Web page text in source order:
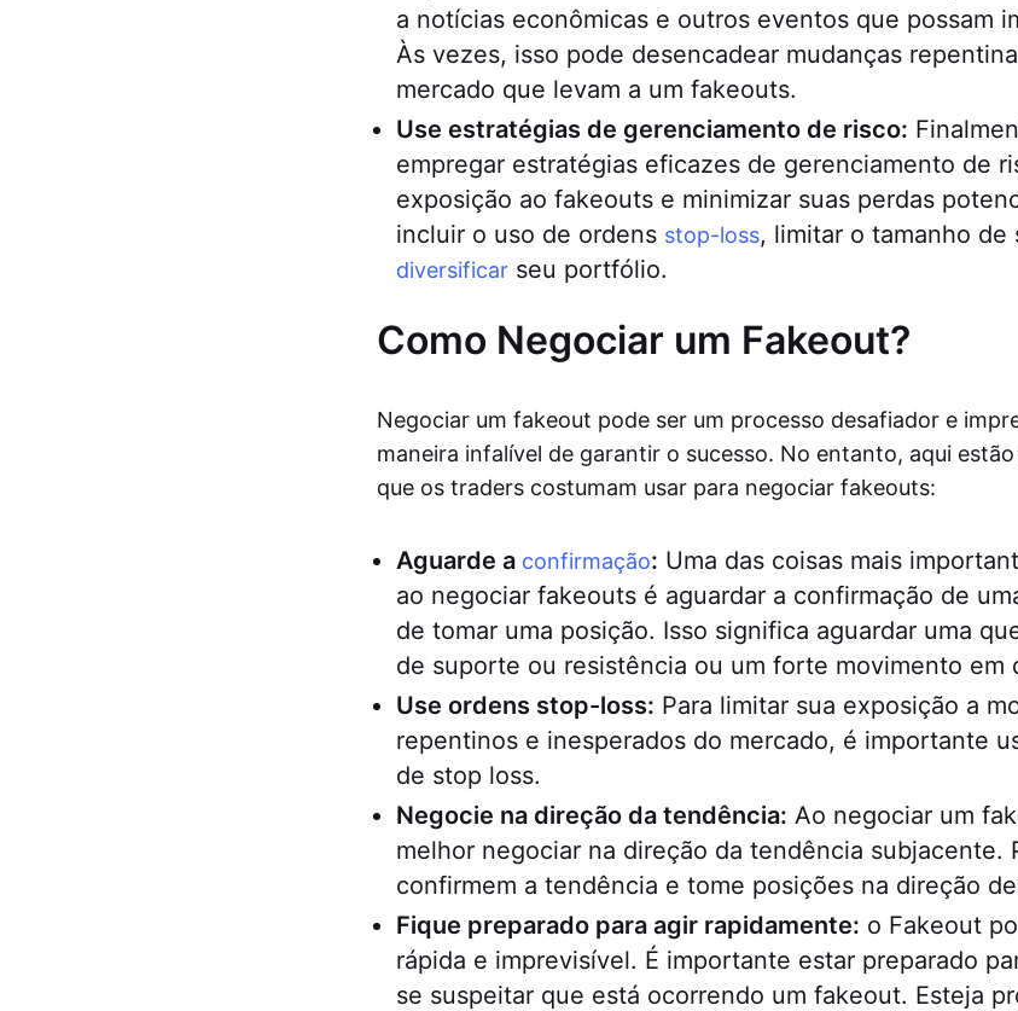
a notícias econômicas e outros eventos que possam
Às vezes, isso pode desencadear mudanças
mercado que levam a um fakeouts.
Use estratégias de gerenciamento de risco:
empregar estratégias eficazes de gerenciamento de
exposição ao fakeouts e minimizar suas perdas
incluir o uso de ordens stop-loss, limitar o tamanho de
diversificar seu portfólio.
Como Negociar um Fakeout?
Negociar um fakeout pode ser um processo desafiador e
maneira infalível de garantir o sucesso. No entanto, aqui
que os traders costumam usar para negociar fakeouts:
Aguarde a confirmação: Uma das coisas mais
ao negociar fakeouts é aguardar a confirmação de
de tomar uma posição. Isso significa aguardar uma
de suporte ou resistência ou um forte movimento em
Use ordens stop-loss: Para limitar sua exposição a
repentinos e inesperados do mercado, é importante
de stop loss.
Negocie na direção da tendência: Ao negociar um
melhor negociar na direção da tendência subjacente.
confirmem a tendência e tome posições na direção
Fique preparado para agir rapidamente: o Fakeout
rápida e imprevisível. É importante estar preparado
se suspeitar que está ocorrendo um fakeout. Esteja